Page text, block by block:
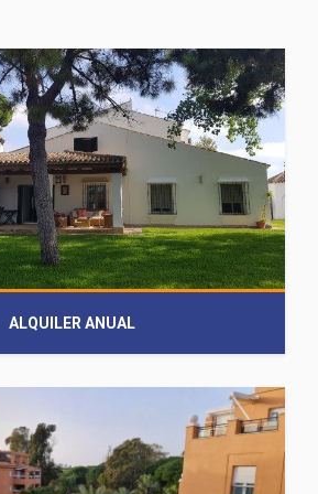
ALQUILER ANUAL